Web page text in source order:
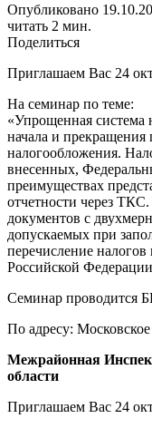
Опубликовано
читать 2 мин.
Поделиться
Приглашаем Вас 24
На семинар по теме:
«Упрощенная система
начала и
налогообложения.
внесенных,
преимуществах
отчетности через
документов с
допускаемых при
перечисление
Российской
Семинар
По адресу:
Межрайонная
области
Приглашаем Вас 24